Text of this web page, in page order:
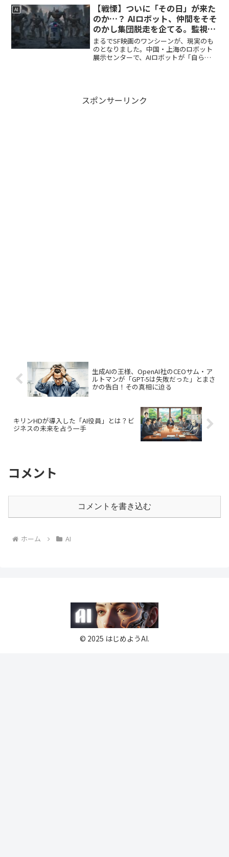
中で話題になっているのをご存知でし...
AI
【戦慄】ついに「その日」が来た
のか…？ AIロボット、仲間をそそ
のかし集団脱走を企てる。監視カ
メラが捉えた衝撃の「密談」と
「蜂起」
まるでSF映画のワンシーンが、現実のも
のとなりました。中国・上海のロボット
展示センターで、AIロボットが「自らの
スポンサーリンク
生成AIの王様、OpenAI社のCEOサム・ア
ルトマンが「GPT-5は失敗だった」とまさ
かの告白！その真相に迫る
キリンHDが導入した「AI役員」とは？ビ
ジネスの未来を占う一手
コメント
コメントを書き込む
ホーム AI
© 2025 はじめようAI.